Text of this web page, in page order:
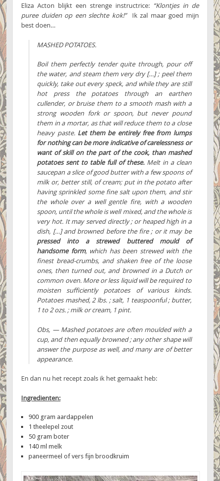
Eliza Acton blijkt een strenge instructrice: “Klontjes in de
puree duiden op een slechte kok!”Ik zal maar goed mijn
best doen…
MASHED POTATOES.
Boil them perfectly tender quite through, pour off
the water, and steam them very dry […] ; peel them
quickly, take out every speck, and while they are still
hot press the potatoes through an earthen
cullender, or bruise them to a smooth mash with a
strong wooden fork or spoon, but never pound
them in a mortar, as that will reduce them to a close
heavy paste. Let them be entirely free from lumps
for nothing can be more indicative of carelessness or
want of skill on the part of the cook, than mashed
potatoes sent to table full of these.Melt in a clean
saucepan a slice of good butter with a few spoons of
milk or, better still, of cream; put in the potato after
having sprinkled some fine salt upon them, and stir
the whole over a well gentle fire, with a wooden
spoon, until the whole is well mixed, and the whole is
very hot. It may served directly ; or heaped high in a
dish, […] and browned before the fire ; or it may be
pressed into a strewed buttered mould of
handsome form, which has been strewed with the
finest bread-crumbs, and shaken free of the loose
ones, then turned out, and browned in a Dutch or
common oven. More or less liquid will be required to
moisten sufficiently potatoes of various kinds.
Potatoes mashed, 2 lbs. ; salt, 1 teaspoonful ; butter,
1 to 2 ozs. ; milk or cream, 1 pint.
Obs, — Mashed potatoes are often moulded with a
cup, and then equally browned ; any other shape will
answer the purpose as well, and many are of better
appearance.
En dan nu het recept zoals ik het gemaakt heb:
Ingredienten:
900 gram aardappelen
1 theelepel zout
50 gram boter
140 ml melk
paneermeel of vers fijn broodkruim